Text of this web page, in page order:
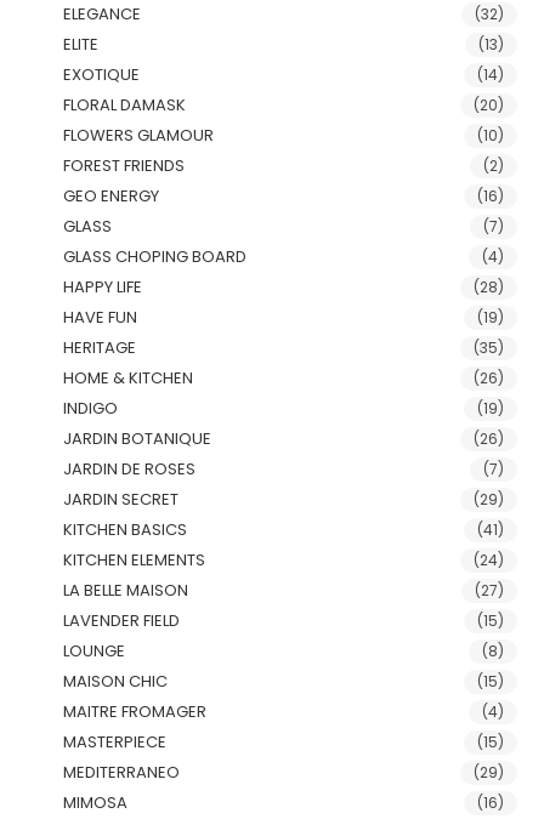
ELEGANCE (32)
ELITE (13)
EXOTIQUE (14)
FLORAL DAMASK (20)
FLOWERS GLAMOUR (10)
FOREST FRIENDS (2)
GEO ENERGY (16)
GLASS (7)
GLASS CHOPING BOARD (4)
HAPPY LIFE (28)
HAVE FUN (19)
HERITAGE (35)
HOME & KITCHEN (26)
INDIGO (19)
JARDIN BOTANIQUE (26)
JARDIN DE ROSES (7)
JARDIN SECRET (29)
KITCHEN BASICS (41)
KITCHEN ELEMENTS (24)
LA BELLE MAISON (27)
LAVENDER FIELD (15)
LOUNGE (8)
MAISON CHIC (15)
MAITRE FROMAGER (4)
MASTERPIECE (15)
MEDITERRANEO (29)
MIMOSA (16)